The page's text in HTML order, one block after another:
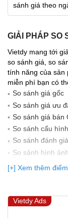
sánh giá theo
GIẢI PHÁP SO
Vietdy mang tới
so sánh giá, so
tính năng của sản
miễn phí bạn có
So sánh giá gốc
So sánh giá ưu
So sánh giá bán
So sánh cấu
So sánh đánh
So sảnh hình
(Bạn đang được
lần cập nhật gần
[+] Xem thêm
Vietdy Ads